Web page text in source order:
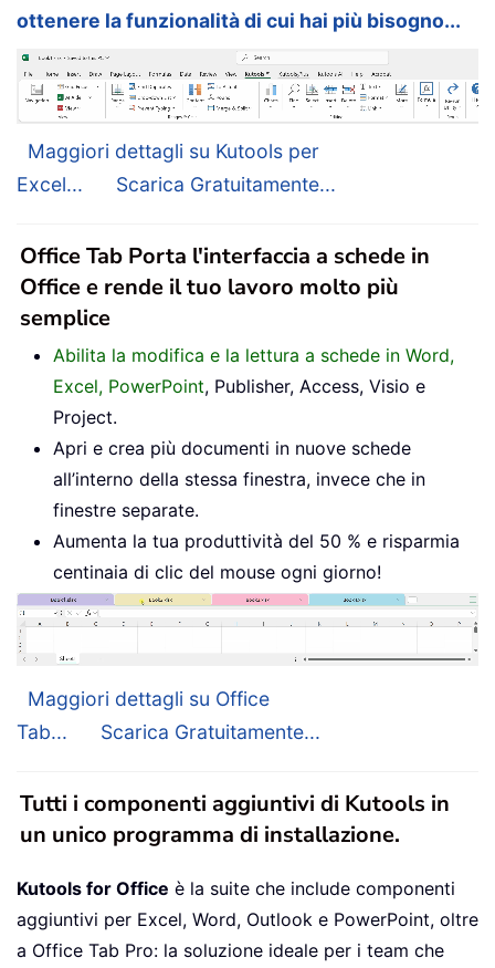
ottenere la funzionalità di cui hai più bisogno...
Maggiori dettagli su Kutools per
Excel...
Scarica Gratuitamente...
Office Tab Porta l'interfaccia a schede in
Office e rende il tuo lavoro molto più
semplice
Abilita la modifica e la lettura a schede in Word,
Excel, PowerPoint, Publisher, Access, Visio e
Project.
Apri e crea più documenti in nuove schede
all’interno della stessa finestra, invece che in
finestre separate.
Aumenta la tua produttività del 50 % e risparmia
centinaia di clic del mouse ogni giorno!
Maggiori dettagli su Office
Tab...
Scarica Gratuitamente...
Tutti i componenti aggiuntivi di Kutools in
un unico programma di installazione.
Kutools for Office è la suite che include componenti
aggiuntivi per Excel, Word, Outlook e PowerPoint, oltre
a Office Tab Pro: la soluzione ideale per i team che